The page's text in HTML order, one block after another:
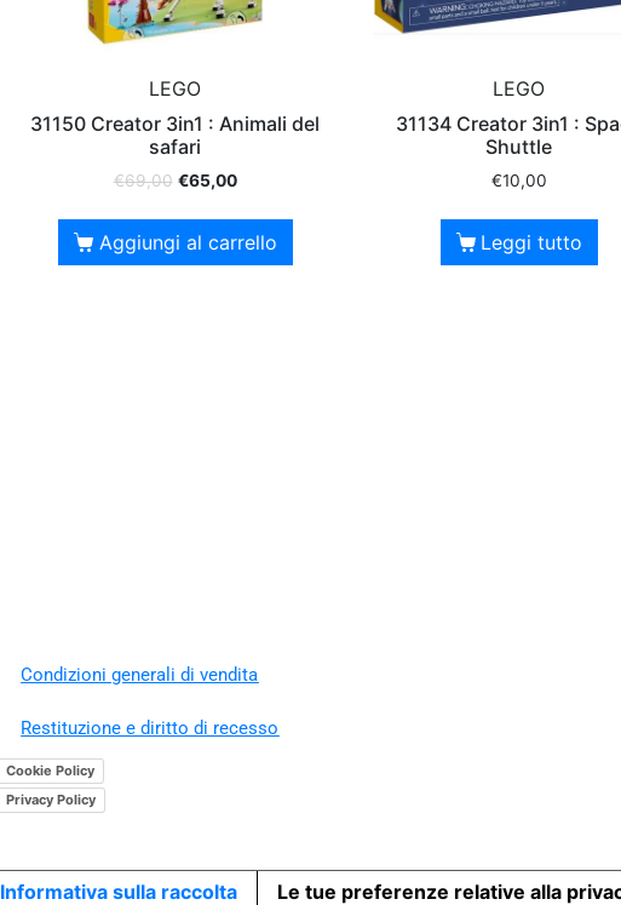
LEGO
31150 Creator 3in1 : Animali del
safari
€69,00 €65,00
Aggiungi al carrello
LEGO
31134 Creator 3in1 :
Shuttle
€10,00
Leggi tutto
Condizioni generali di vendita
Restituzione e diritto di recesso
Cookie Policy
Privacy Policy
Informativa sulla raccolta Le tue preferenze relative alla